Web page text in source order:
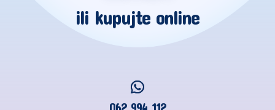
ili kupujte online
062 994 112